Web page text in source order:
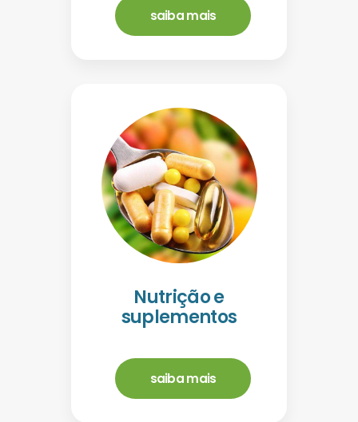
saiba mais
Nutrição e
suplementos
saiba mais